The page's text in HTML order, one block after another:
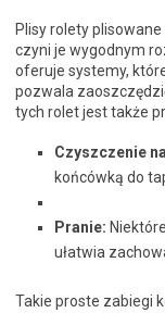
Plisy rolety
czyni je wygodnym
oferuje systemy,
pozwala
tych rolet jest także
Czyszczenie
końcówką do
Pranie:
ułatwia
Takie proste zabiegi